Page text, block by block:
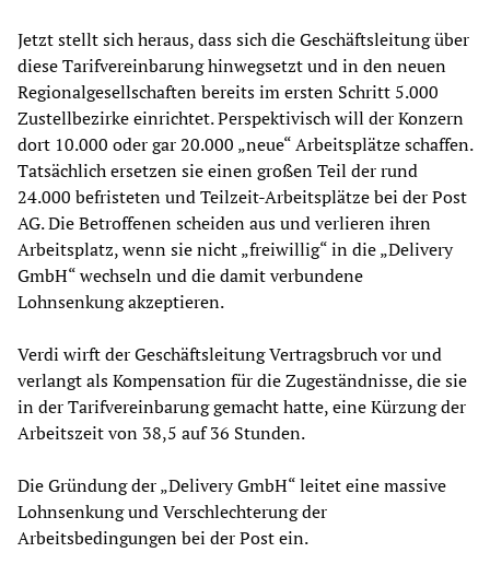
Jetzt stellt sich heraus, dass sich die Geschäftsleitung über
diese Tarifvereinbarung hinwegsetzt und in den neuen
Regionalgesellschaften bereits im ersten Schritt 5.000
Zustellbezirke einrichtet. Perspektivisch will der Konzern
dort 10.000 oder gar 20.000 „neue“ Arbeitsplätze schaffen.
Tatsächlich ersetzen sie einen großen Teil der rund
24.000 befristeten und Teilzeit-Arbeitsplätze bei der Post
AG. Die Betroffenen scheiden aus und verlieren ihren
Arbeitsplatz, wenn sie nicht „freiwillig“ in die „Delivery
GmbH“ wechseln und die damit verbundene
Lohnsenkung akzeptieren.
Verdi wirft der Geschäftsleitung Vertragsbruch vor und
verlangt als Kompensation für die Zugeständnisse, die sie
in der Tarifvereinbarung gemacht hatte, eine Kürzung der
Arbeitszeit von 38,5 auf 36 Stunden.
Die Gründung der „Delivery GmbH“ leitet eine massive
Lohnsenkung und Verschlechterung der
Arbeitsbedingungen bei der Post ein.